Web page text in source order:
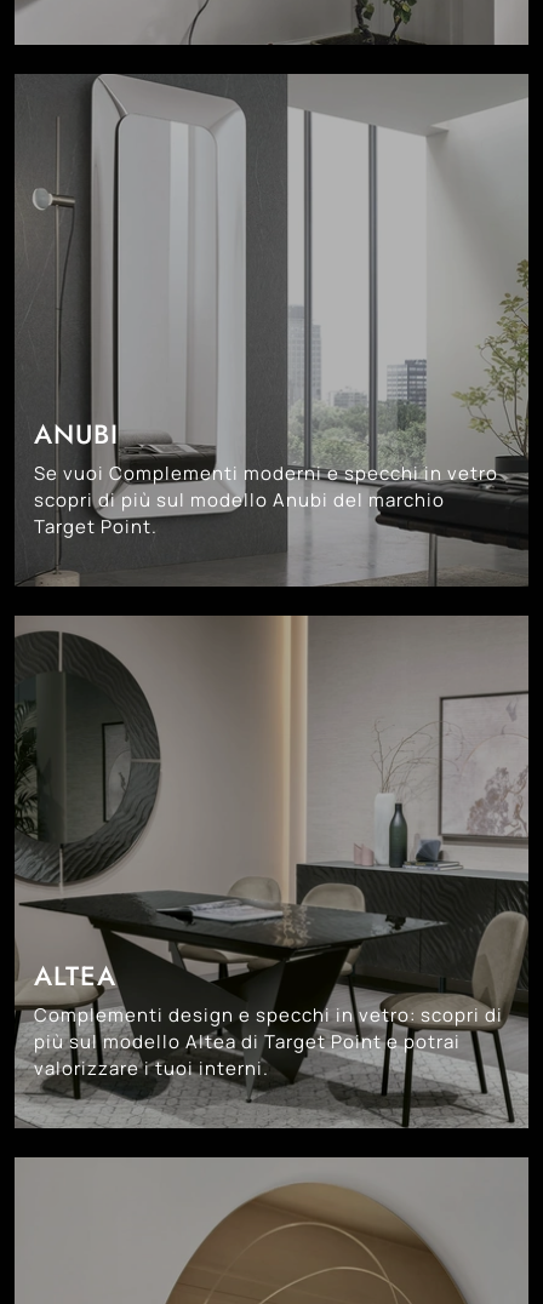
ANUBI
Se vuoi Complementi moderni e specchi in vetro
scopri di più sul modello Anubi del marchio
Target Point.
ALTEA
Complementi design e specchi in vetro: scopri di
più sul modello Altea di Target Point e potrai
valorizzare i tuoi interni.